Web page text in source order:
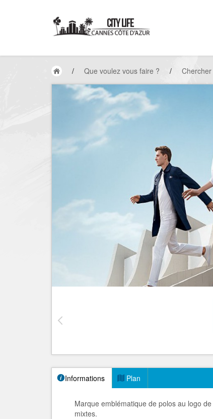
/ Que voulez vous faire ? /
Informations Plan
Marque emblématique de polos au logo
mixtes.